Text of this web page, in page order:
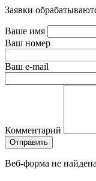
Заявки
Ваше имя
Ваш номер
Ваш e-mail
Комментарий
Веб-форма не